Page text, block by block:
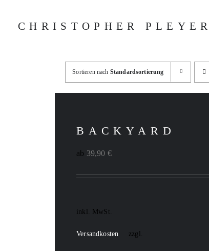
CHRISTOPHER PLEYER
Sortieren nach Standardsortierung
BACKYARD
ab 39,90 €
inkl. MwSt.
zzgl.
Versandkosten